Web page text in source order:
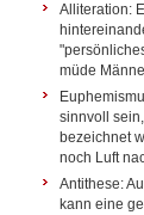
Alliteration:
müde
sinnvoll
bezeichnet
noch Luft
Antithese:
kann eine